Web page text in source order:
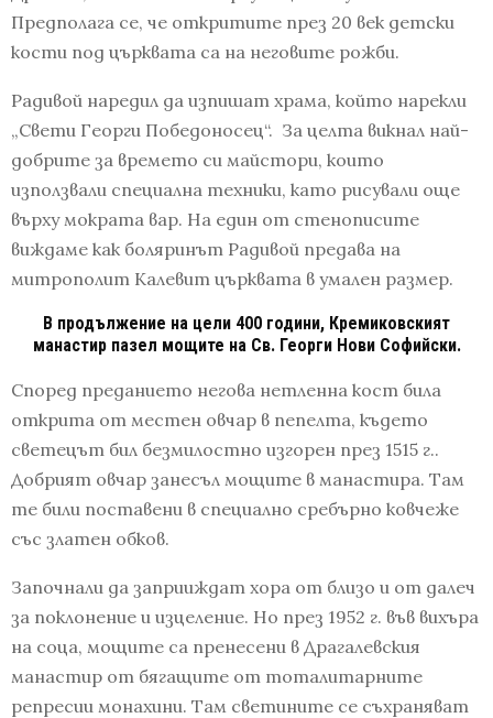
Предполага се, че откритите през 20 век детски
кости под църквата са на неговите рожби.
Радивой наредил да изпишат храма, който нарекли
„Свети Георги Победоносец“. За целта викнал най-
добрите за времето си майстори, които
използвали специална техники, като рисували още
върху мократа вар. На един от стенописите
виждаме как боляринът Радивой предава на
митрополит Калевит църквата в умален размер.
В продължение на цели 400 години, Кремиковският
манастир пазел мощите на Св. Георги Нови Софийски.
Според преданието негова нетленна кост била
открита от местен овчар в пепелта, където
светецът бил безмилостно изгорен през 1515 г..
Добрият овчар занесъл мощите в манастира. Там
те били поставени в специално сребърно ковчеже
със златен обков.
Започнали да заприиждат хора от близо и от далеч
за поклонение и изцеление. Но през 1952 г. във вихъра
на соца, мощите са пренесени в Драгалевския
манастир от бягащите от тоталитарните
репресии монахини. Там светините се съхраняват